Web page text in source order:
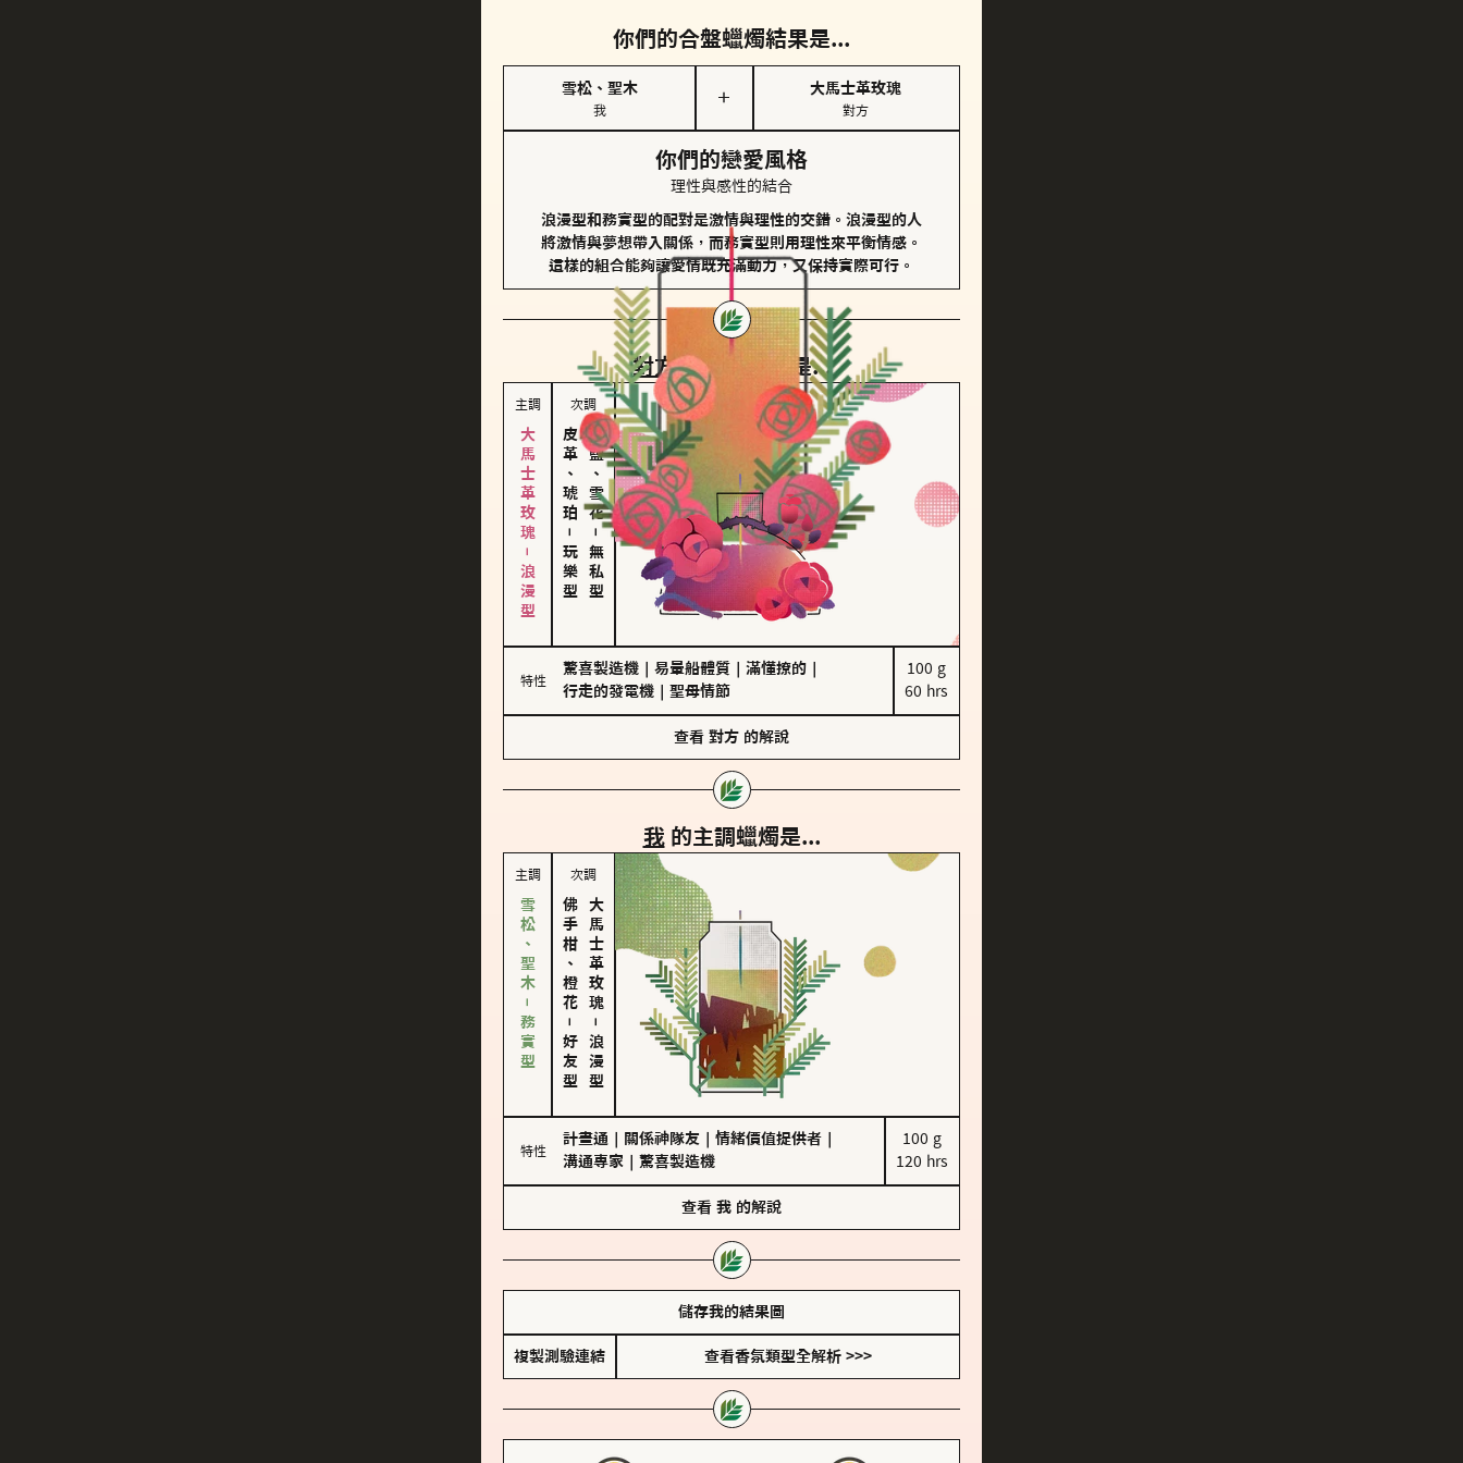
你們的合盤蠟燭結果是...
雪松、聖木
我
＋
大馬士革玫瑰
對方
你們的戀愛風格
理性與感性的結合
浪漫型和務實型的配對是激情與理性的交錯。浪漫型的人
將激情與夢想帶入關係，而務實型則用理性來平衡情感。
這樣的組合能夠讓愛情既充滿動力，又保持實際可行。
對方的主調蠟燭是...
主調
大馬士革玫瑰－浪漫型
次調
皮革、琥珀
－
玩樂型
海鹽、雪花
－
無私型
特性
驚喜製造機 易暈船體質 滿懂撩的
行走的發電機
聖母情節
100 g
60 hrs
查看 對方 的解說
我 的主調蠟燭是...
主調
雪松、聖木－務實型
次調
佛手柑、橙花
－
好友型
大馬士革玫瑰
－
浪漫型
特性
計畫通 關係神隊友 情緒價值提供者
溝通專家
驚喜製造機
100 g
120 hrs
查看 我 的解說
儲存我的結果圖
複製測驗連結 查看香氛類型全解析 >>>